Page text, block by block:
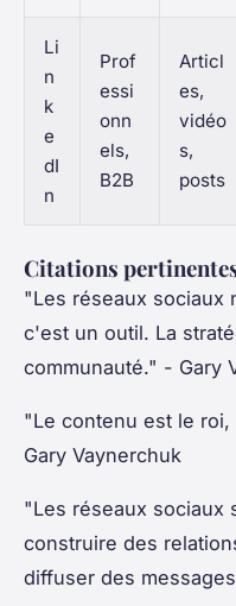
Li
n
k
e
dI
n
Prof
essi
onn
els,
B2B
Articl
es,
vidéo
s,
posts
Citations
"Les réseaux sociaux
c'est un outil. La
communauté." - Gary
"Le contenu est le
Gary Vaynerchuk
"Les réseaux sociaux
construire des
diffuser des